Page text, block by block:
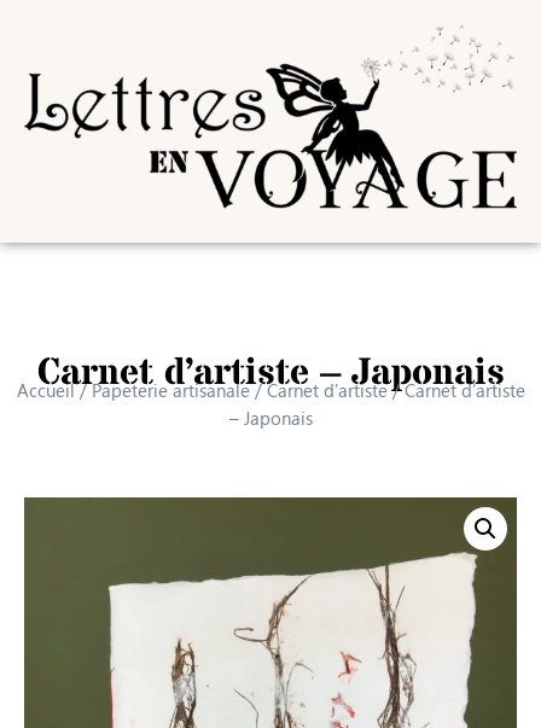
Carnet d’artiste – Japonais
Accueil/Papeterie artisanale/Carnet d'artiste/ Carnet d’artiste
– Japonais